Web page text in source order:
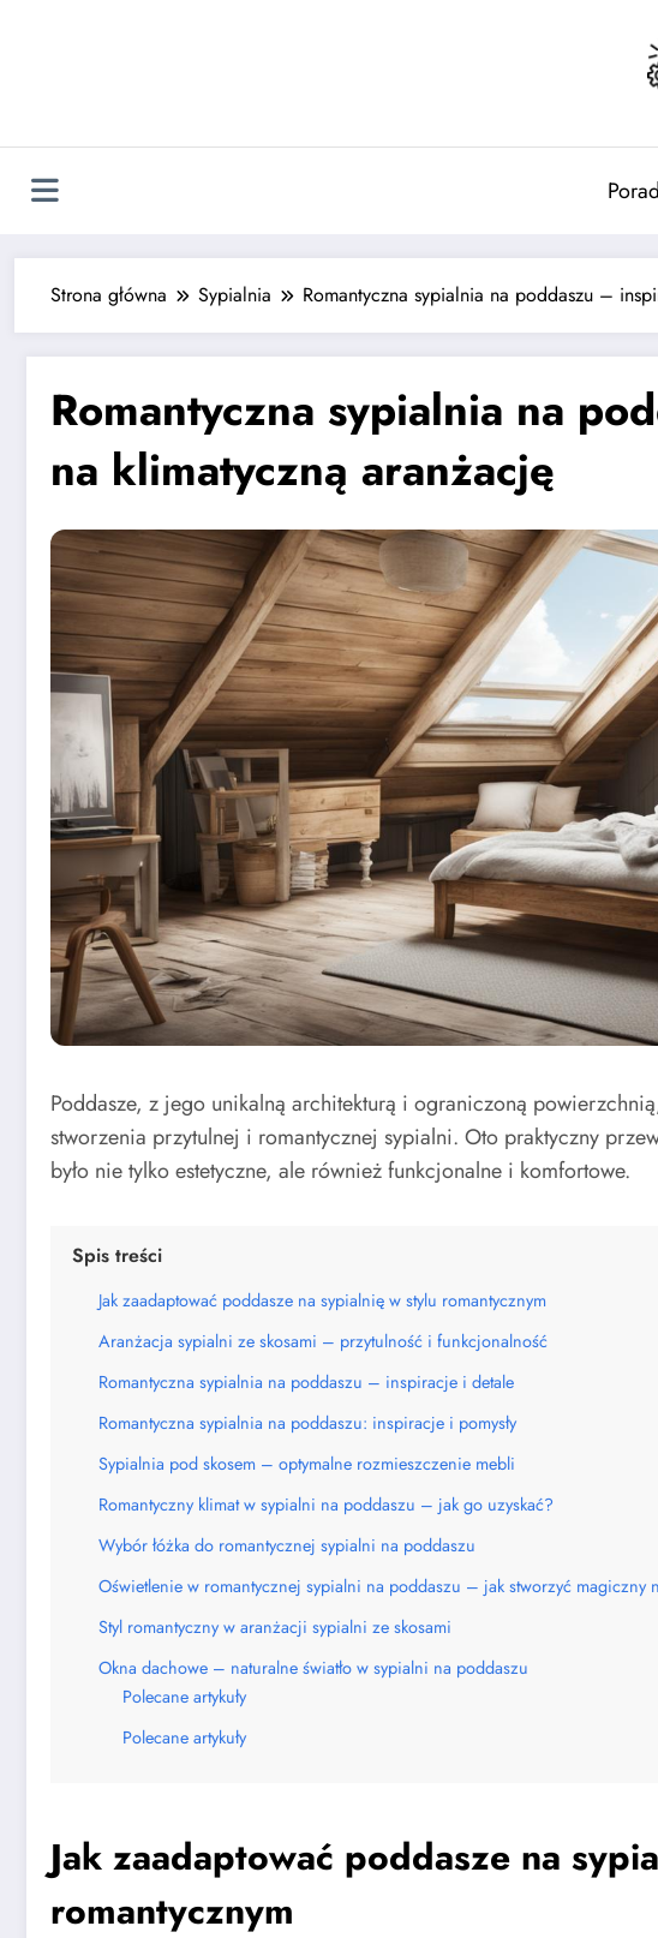
Strona główna Sypialnia Romantyczna sypialnia na poddaszu –
Romantyczna sypialnia na
na klimatyczną aranżację
Poddasze, z jego unikalną architekturą i ograniczoną
stworzenia przytulnej i romantycznej sypialni. Oto praktyczny
było nie tylko estetyczne, ale również funkcjonalne i komfortowe.
Spis treści
Jak zaadaptować poddasze na sypialnię w stylu romantycznym
Aranżacja sypialni ze skosami – przytulność i funkcjonalność
Romantyczna sypialnia na poddaszu – inspiracje i detale
Romantyczna sypialnia na poddaszu: inspiracje i pomysły
Sypialnia pod skosem – optymalne rozmieszczenie mebli
Romantyczny klimat w sypialni na poddaszu – jak go uzyskać?
Wybór łóżka do romantycznej sypialni na poddaszu
Oświetlenie w romantycznej sypialni na poddaszu – jak stworzyć magiczny
Styl romantyczny w aranżacji sypialni ze skosami
Okna dachowe – naturalne światło w sypialni na poddaszu
Polecane artykuły
Polecane artykuły
Jak zaadaptować poddasze na
romantycznym